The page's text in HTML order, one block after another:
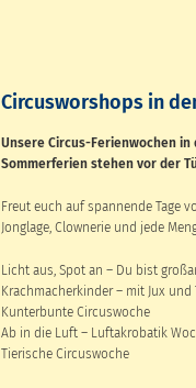
Circusworshops in
Unsere Circus-Ferienwochen in
Sommerferien stehen vor der
Freut euch auf spannende Tage
Jonglage, Clownerie und jede
Licht aus, Spot an – Du bist
Krachmacherkinder – mit Jux und
Kunterbunte Circuswoche
Ab in die Luft – Luftakrobatik
Tierische Circuswoche